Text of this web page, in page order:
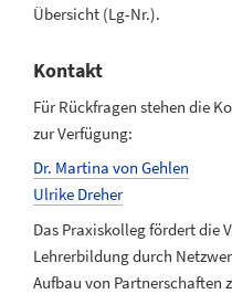
Übersicht (Lg-Nr.).
Kontakt
Für Rückfragen stehen die
zur Verfügung:
Dr. Martina von Gehlen
Ulrike Dreher
Das Praxiskolleg fördert die
Lehrerbildung durch
Aufbau von Partnerschaften